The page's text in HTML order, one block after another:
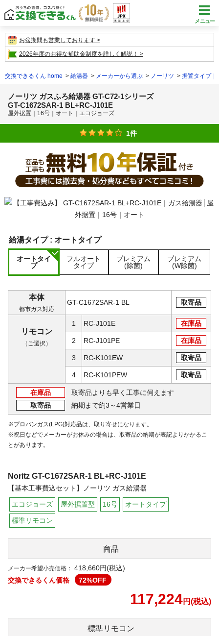
メニュー
お盆期間も営業しております
2026年度のお得な補助金制度を詳しく解説！
交換できるくん home 給湯器 メーカーから選ぶ ノーリツ 据置タイプ｜
ノーリツ ガスふろ給湯器 GT-C72-1シリーズ
GT-C1672SAR-1 BL+RC-J101E
屋外据置｜16号｜オート｜エコジョーズ
1件
給湯タイプ : オートタイプ
オートタイ
プ
フルオート
タイプ
プレミアム
(除菌)
プレミアム
(W除菌)
本体
都市ガス対応
GT-C1672SAR-1 BL 取寄品
リモコン
（ご選択）
1 RC-J101E 在庫品
2 RC-J101PE 在庫品
3 RC-K101EW 取寄品
4 RC-K101PEW 取寄品
在庫品
取寄品よりも早く工事に伺えます
取寄品
納期まで約3～4営業日
※プロパンガス(LPG)対応品は、取り寄せになります。
※祝日などでメーカーがお休みの場合は、取寄品の納期が表記よりかかるこ
とがあります。
Noritz GT-C1672SAR-1 BL+RC-J101E
【基本工事費込セット】ノーリツ ガス給湯器
エコジョーズ 屋外据置型 16号 オートタイプ
標準リモコン
商品
メーカー希望小売価格：
418,660円(税込)
交換できるくん価格
72%OFF
117,224円(税込)
標準リモコン